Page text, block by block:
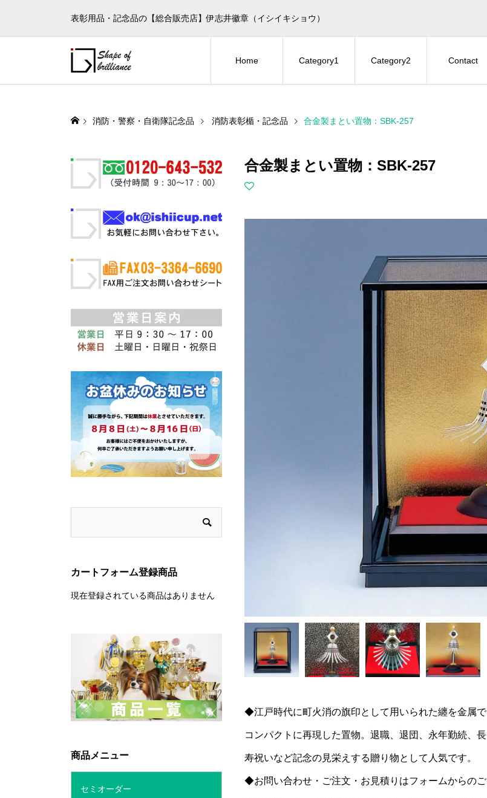
表彰用品・記念品の【総合販売店】伊志井徽章（イシイキショウ）
Home Category1 Category2 Contact
消防・警察・自衛隊記念品 消防表彰楯・記念品 合金製まとい置物：SBK-257
合金製まとい置物：SBK-257
◆江戸時代に町火消の旗印として用いられた纏を金属で
コンパクトに再現した置物。退職、退団、永年勤続、長
寿祝いなど記念の見栄えする贈り物として人気です。
◆お問い合わせ・ご注文・お見積りはフォームからのご
カートフォーム登録商品
現在登録されている商品はありません
商品メニュー
セミオーダー